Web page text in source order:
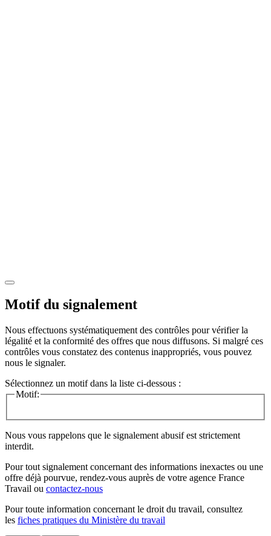
Motif du signalement
Nous effectuons systématiquement des contrôles pour vérifier la
légalité et la conformité des offres que nous diffusons. Si malgré ces
contrôles vous constatez des contenus inappropriés, vous pouvez
nous le signaler.
Sélectionnez un motif dans la liste ci-dessous :
Motif:
Nous vous rappelons que le signalement abusif est strictement
interdit.
Pour tout signalement concernant des informations inexactes ou une
offre déjà pourvue, rendez-vous auprès de votre agence France
Travail ou contactez-nous
Pour toute information concernant le droit du travail, consultez
les fiches pratiques du Ministère du travail